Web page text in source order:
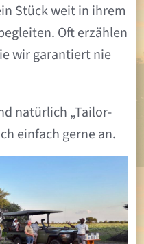
Stück weit in ihrem
Oft erzählen
wir garantiert nie
natürlich „Tailor-
einfach gerne an.